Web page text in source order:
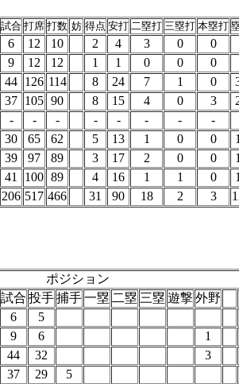
試合 打席 打数 妨 得点 安打 二塁打 三塁打 本塁打
6 12 10 2 4 3 0 0
9 12 12 1 1 0 0 0
44 126 114 8 24 7 1 0
37 105 90 8 15 4 0 3
- - - - - - -
-
30 65 62 5 13 1 0 0
39 97 89 3 17 2 0 0
41 100 89 4 16 1 1 0
206 517 466 31 90 18 2 3
ポジション
試合 投手捕手一塁 二塁 三塁 遊撃外野
6
5
9 6
1
44 32
3
37 29
5